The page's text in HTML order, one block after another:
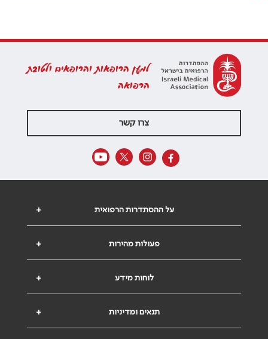
למען הרופאות והרופאים ולטובת
הרפואה
צרו קשר
+ על ההסתדרות הרפואית
+ פעולות מהירות
+ לוחות מידע
+ תנאים ומדיניות